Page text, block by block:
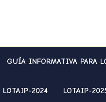
GUÍA INFORMATIVA PARA
LOTAIP-2024 LOTAIP-